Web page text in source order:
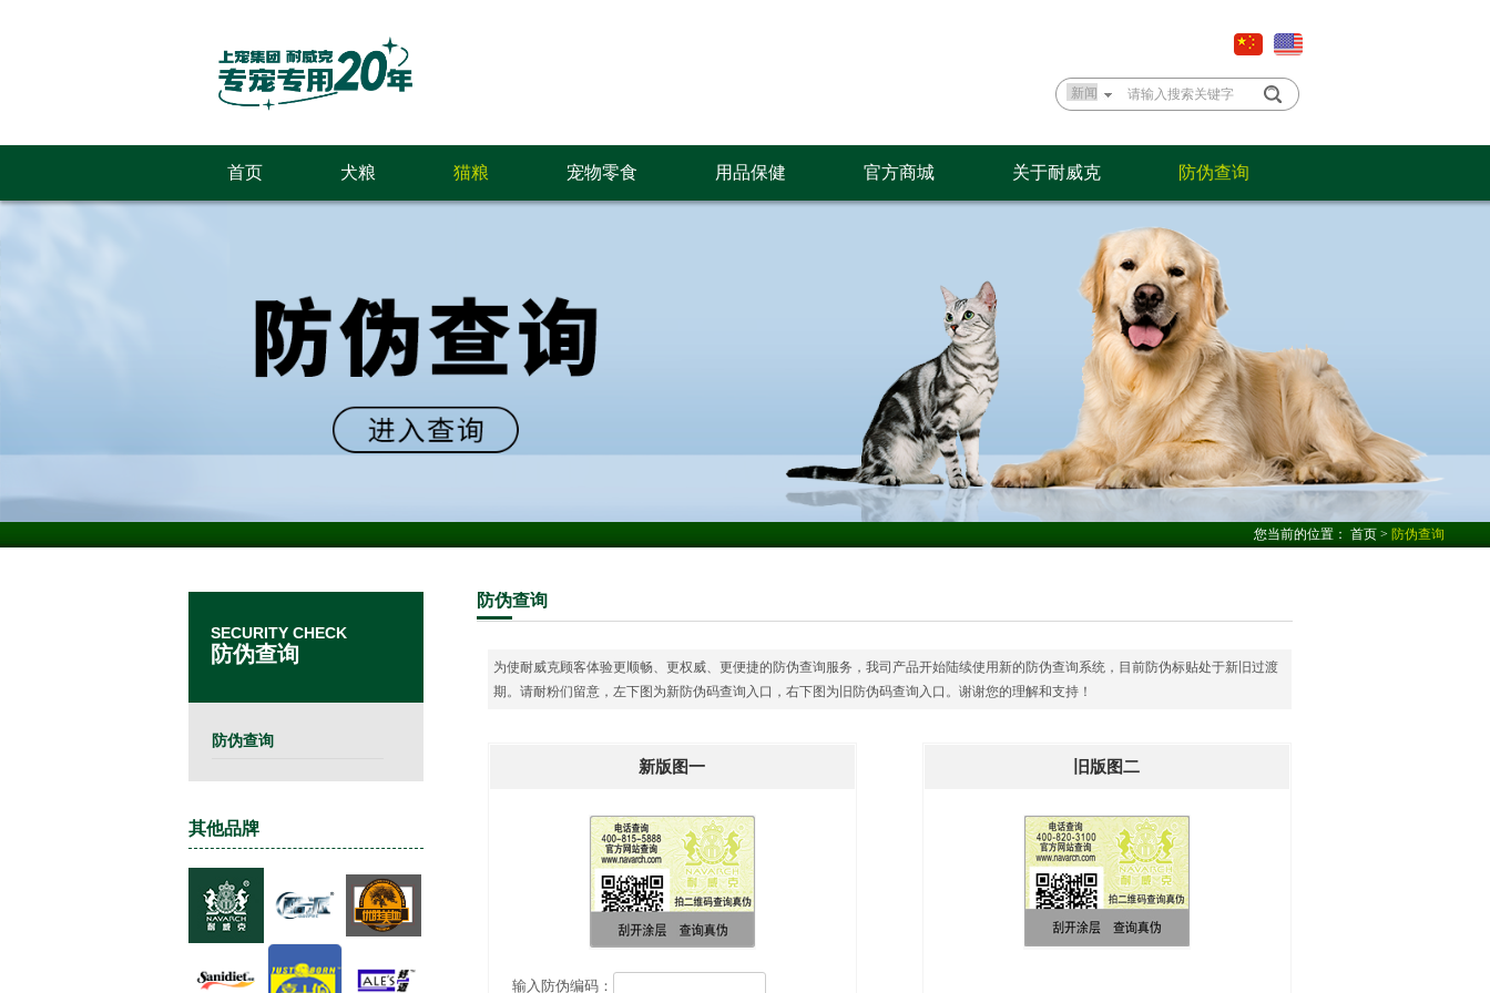
首页 犬粮 猫粮 宠物零食 用品保健 官方商城 关于耐威克 防伪查询
您当前的位置： 首页 > 防伪查询
SECURITY CHECK
防伪查询
防伪查询
其他品牌
防伪查询
为使耐威克顾客体验更顺畅、更权威、更便捷的防伪查询服务，我司产品开始陆续使用新的防伪查询系统，目前防伪标贴处于新旧过渡
期。请耐粉们留意，左下图为新防伪码查询入口，右下图为旧防伪码查询入口。谢谢您的理解和支持！
新版图一
输入防伪编码：
旧版图二